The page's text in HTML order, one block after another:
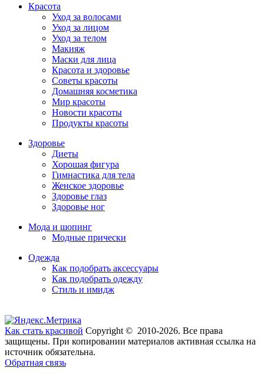
Красота
Уход за волосами
Уход за лицом
Уход за телом
Макияж
Маски для лица
Красота и здоровье
Советы красоты
Домашняя косметика
Мир красоты
Новости красоты
Продукты красоты
Здоровье
Диеты
Хорошая фигура
Гимнастика для тела
Женское здоровье
Здоровье глаз
Здоровье ног
Мода и шопинг
Модные прически
Одежда
Как подобрать аксессуары
Как подобрать одежду
Стиль и имидж
Как стать красивой Copyright © 2010-2026. Все права
защищены. При копировании материалов активная ссылка на
источник обязательна.
Обратная связь